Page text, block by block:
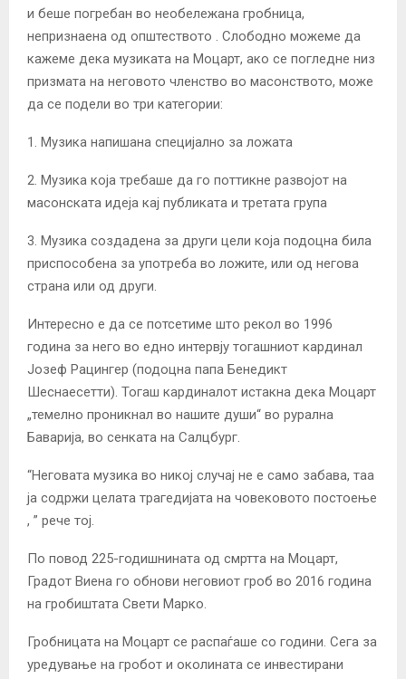
и беше погребан во необележана гробница,
непризнаена од општеството . Слободно можеме да
кажеме дека музиката на Моцарт, ако се погледне низ
призмата на неговото членство во масонството, може
да се подели во три категории:
1. Музика напишана специјално за ложата
2. Музика која требаше да го поттикне развојот на
масонската идеја кај публиката и третата група
3. Музика создадена за други цели која подоцна била
приспособена за употреба во ложите, или од негова
страна или од други.
Интересно е да се потсетиме што рекол во 1996
година за него во едно интервју тогашниот кардинал
Јозеф Рацингер (подоцна папа Бенедикт
Шеснаесетти). Тогаш кардиналот истакна дека Моцарт
„темелно проникнал во нашите души“ во рурална
Баварија, во сенката на Салцбург.
“Неговата музика во никој случај не е само забава, таа
ја содржи целата трагедијата на човековото постоење
, ” рече тој.
По повод 225-годишнината од смртта на Моцарт,
Градот Виена го обнови неговиот гроб во 2016 година
на гробиштата Свети Марко.
Гробницата на Моцарт се распаѓаше со години. Сега за
уредување на гробот и околината се инвестирани